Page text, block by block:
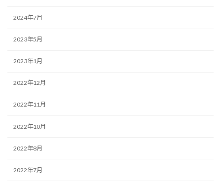
2024年7月
2023年5月
2023年1月
2022年12月
2022年11月
2022年10月
2022年8月
2022年7月